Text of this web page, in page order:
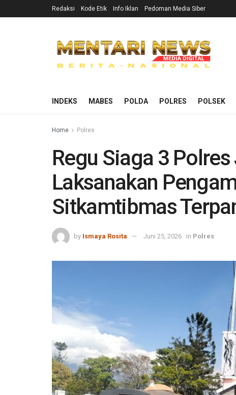
Redaksi Kode Etik Info Iklan Pedoman Media Siber
INDEKS MABES POLDA POLRES POLSEK
Home Polres
Regu Siaga 3
Laksanakan
Sitkamtibmas
by Ismaya Rosita Juni 25, 2026 in Polres